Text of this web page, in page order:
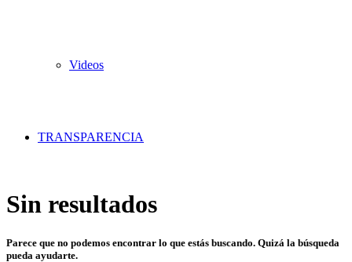
Videos
TRANSPARENCIA
Sin resultados
Parece que no podemos encontrar lo que estás buscando. Quizá la búsqueda
pueda ayudarte.